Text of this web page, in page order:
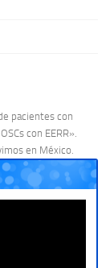
pacientes con
con EERR».
en México.